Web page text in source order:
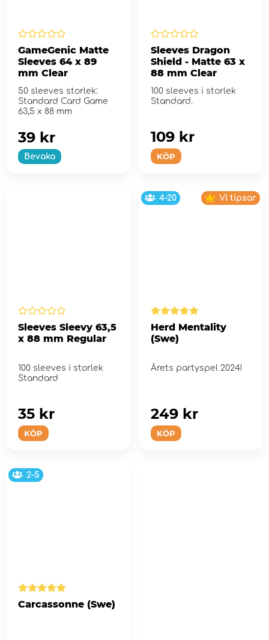
GameGenic Matte
Sleeves 64 x 89
mm Clear
50 sleeves storlek:
Standard Card Game
63,5 x 88 mm
Bevaka
39 kr
Sleeves Dragon
Shield - Matte 63 x
88 mm Clear
100 sleeves i storlek
Standard.
KÖP
109 kr
Sleeves Sleevy 63,5
x 88 mm Regular
100 sleeves i storlek
Standard
KÖP
35 kr
4-20 Vi tipsar
Herd Mentality
(Swe)
Årets partyspel 2024!
KÖP
249 kr
2-5
Carcassonne (Swe)